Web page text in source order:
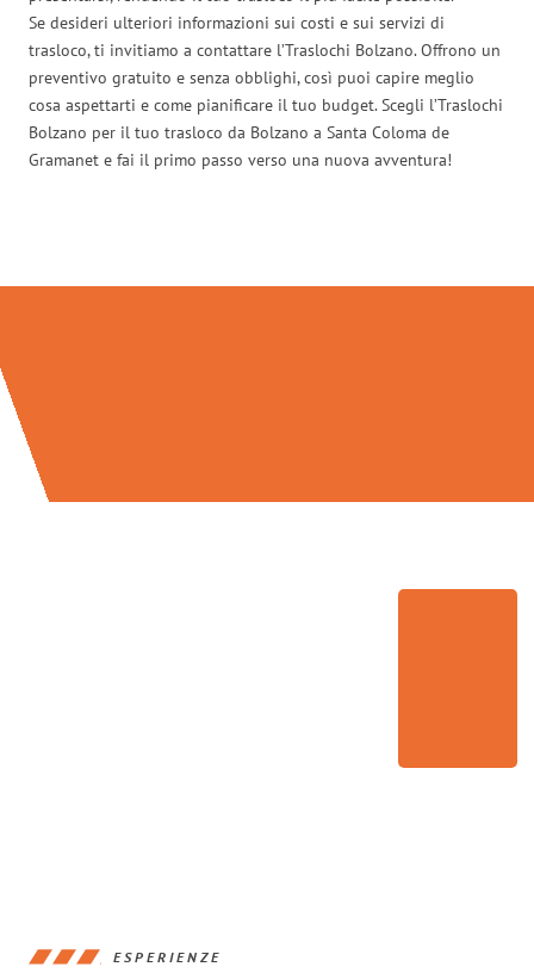
Se desideri ulteriori informazioni sui costi e sui servizi di
trasloco, ti invitiamo a contattare l’Traslochi Bolzano. Offrono un
preventivo gratuito e senza obblighi, così puoi capire meglio
cosa aspettarti e come pianificare il tuo budget. Scegli l’Traslochi
Bolzano per il tuo trasloco da Bolzano a Santa Coloma de
Gramanet e fai il primo passo verso una nuova avventura!
ESPERIENZE